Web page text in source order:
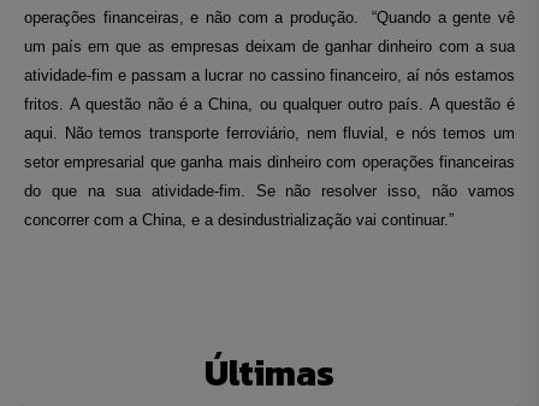
operações financeiras, e não com a produção. “Quando a gente vê
um país em que as empresas deixam de ganhar dinheiro com a sua
atividade-fim e passam a lucrar no cassino financeiro, aí nós estamos
fritos. A questão não é a China, ou qualquer outro país. A questão é
aqui. Não temos transporte ferroviário, nem fluvial, e nós temos um
setor empresarial que ganha mais dinheiro com operações financeiras
do que na sua atividade-fim. Se não resolver isso, não vamos
concorrer com a China, e a desindustrialização vai continuar.”
Últimas